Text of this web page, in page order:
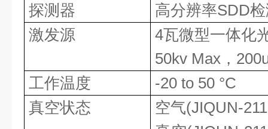
探测器
高分辨率SDD
激发源
4瓦微型一体化
50kv Max，
工作温度
-20 to 50 °C
真空状态
空气(JIQUN-